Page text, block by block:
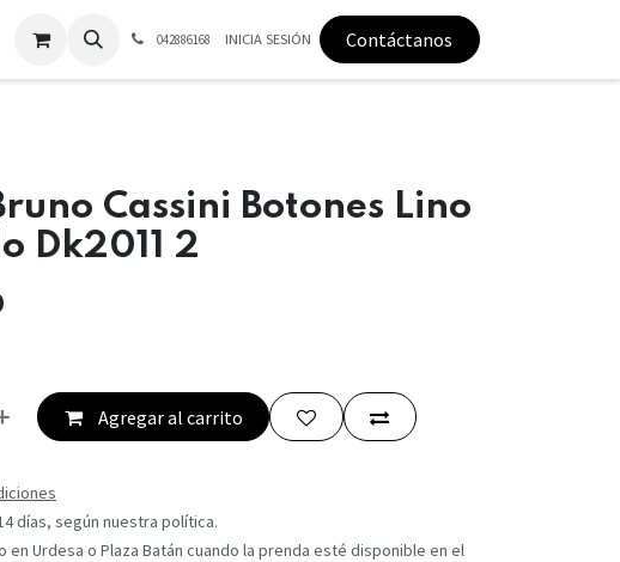
042886168 INICIA SESIÓN Contáctanos
Cassini Botones Lino
Dk2011 2
Agregar al carrito
días, según nuestra política.
en Urdesa o Plaza Batán cuando la prenda esté disponible en el